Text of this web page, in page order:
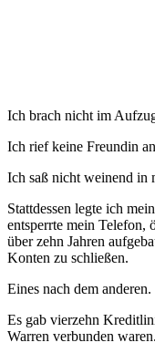
Ich brach nicht im
Ich rief keine Freundin
Ich saß nicht weinend in
Stattdessen legte ich
entsperrte mein Telefon,
über zehn Jahren
Konten zu schließen.
Eines nach dem anderen.
Es gab vierzehn
Warren verbunden waren.